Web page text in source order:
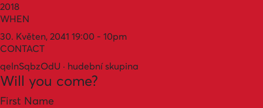
2018
WHEN
30. Květen, 2041 19:00 - 10pm
CONTACT
qelnSqbzOdU · hudební skupina
Will you come?
First Name